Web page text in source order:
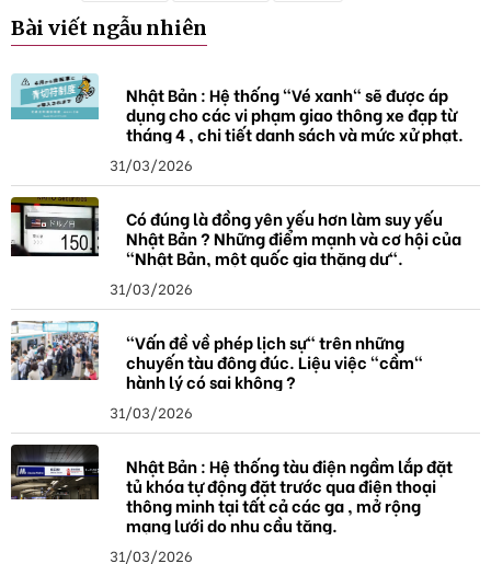
k
h
a
Bài viết ngẫu nhiên
Nhật Bản : Hệ thống "Vé xanh" sẽ được áp
dụng cho các vi phạm giao thông xe đạp từ
tháng 4 , chi tiết danh sách và mức xử phạt.
31/03/2026
Có đúng là đồng yên yếu hơn làm suy yếu
Nhật Bản ? Những điểm mạnh và cơ hội của
"Nhật Bản, một quốc gia thặng dư".
31/03/2026
"Vấn đề về phép lịch sự" trên những
chuyến tàu đông đúc. Liệu việc "cầm"
hành lý có sai không ?
31/03/2026
Nhật Bản : Hệ thống tàu điện ngầm lắp đặt
tủ khóa tự động đặt trước qua điện thoại
thông minh tại tất cả các ga , mở rộng
mạng lưới do nhu cầu tăng.
31/03/2026